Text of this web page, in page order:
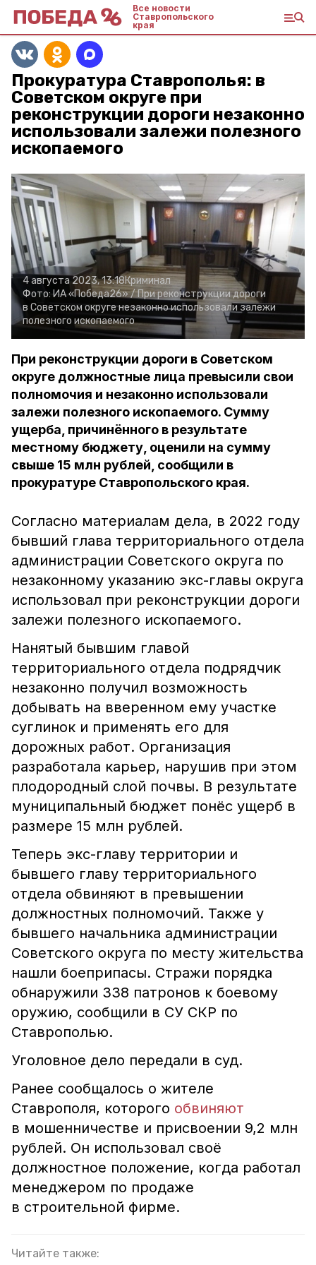
Все новости
Ставропольского
края
Прокуратура Ставрополья: в
Советском округе при
реконструкции дороги незаконно
использовали залежи полезного
ископаемого
4 августа 2023, 13:18Криминал
Фото:ИА «Победа26» / При реконструкции дороги
в Советском округе незаконно использовали залежи
полезного ископаемого
При реконструкции дороги в Советском
округе должностные лица превысили свои
полномочия и незаконно использовали
залежи полезного ископаемого. Сумму
ущерба, причинённого в результате
местному бюджету, оценили на сумму
свыше 15 млн рублей, сообщили в
прокуратуре Ставропольского края.
Согласно материалам дела, в 2022 году
бывший глава территориального отдела
администрации Советского округа по
незаконному указанию экс-главы округа
использовал при реконструкции дороги
залежи полезного ископаемого.
Нанятый бывшим главой
территориального отдела подрядчик
незаконно получил возможность
добывать на вверенном ему участке
суглинок и применять его для
дорожных работ. Организация
разработала карьер, нарушив при этом
плодородный слой почвы. В результате
муниципальный бюджет понёс ущерб в
размере 15 млн рублей.
Теперь экс-главу территории и
бывшего главу территориального
отдела обвиняют в превышении
должностных полномочий. Также у
бывшего начальника администрации
Советского округа по месту жительства
нашли боеприпасы. Стражи порядка
обнаружили 338 патронов к боевому
оружию, сообщили в СУ СКР по
Ставрополью.
Уголовное дело передали в суд.
Ранее сообщалось о жителе
Ставрополя, которого обвиняют
в мошенничестве и присвоении 9,2 млн
рублей. Он использовал своё
должностное положение, когда работал
менеджером по продаже
в строительной фирме.
Читайте также: